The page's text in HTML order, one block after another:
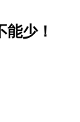
少！